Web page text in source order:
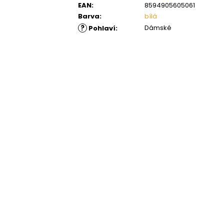
EAN:
8594905605061
Barva: bílá
? Pohlaví: Dámské